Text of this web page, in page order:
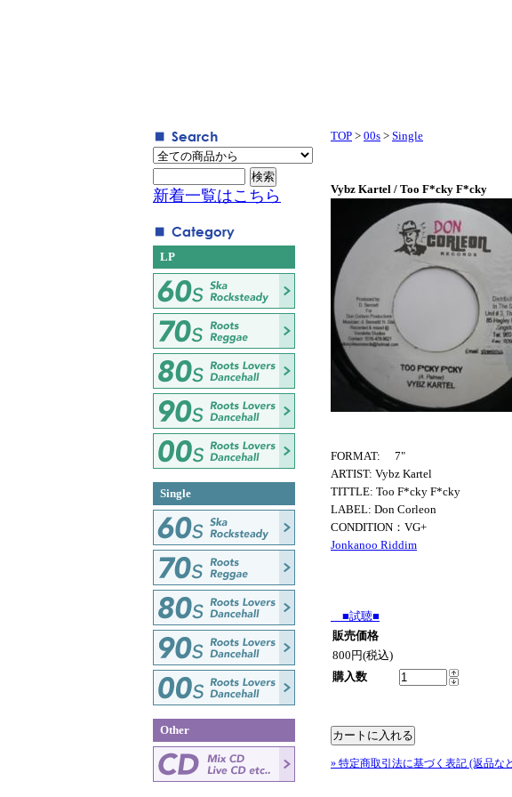
TOP > 00s > Single
Vybz Kartel / Too F*cky F*cky
FORMAT: 7"
ARTIST: Vybz Kartel
TITTLE: Too F*cky F*cky
LABEL: Don Corleon
CONDITION：VG+
Jonkanoo Riddim
■試聴■
販売価格
800円(税込)
購入数
» 特定商取引法に基づく表記 (返品な
新着一覧はこちら
LP
Single
Other